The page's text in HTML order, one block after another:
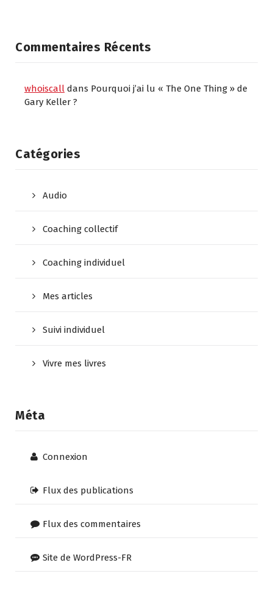
Commentaires Récents
whoiscall dans Pourquoi j’ai lu « The One Thing » de
Gary Keller ?
Catégories
Audio
Coaching collectif
Coaching individuel
Mes articles
Suivi individuel
Vivre mes livres
Méta
Connexion
Flux des publications
Flux des commentaires
Site de WordPress-FR